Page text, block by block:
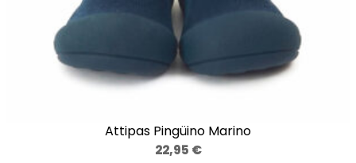
Attipas Pingüino Marino
22,95 €